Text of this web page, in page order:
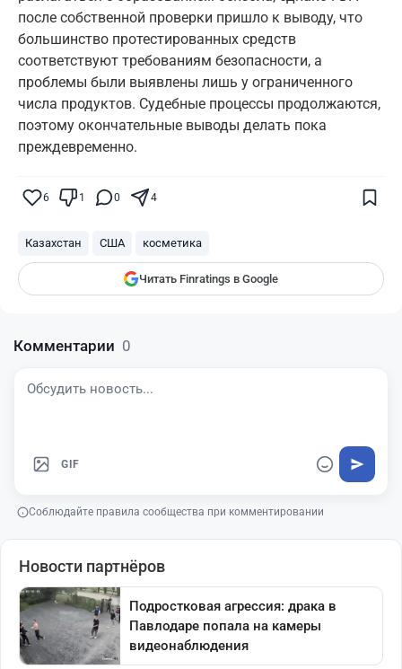
после собственной проверки пришло к выводу, что
большинство протестированных средств
соответствуют требованиям безопасности, а
проблемы были выявлены лишь у ограниченного
числа продуктов. Судебные процессы продолжаются,
поэтому окончательные выводы делать пока
преждевременно.
6 1 0 4
Казахстан США косметика
Читать Finratings в Google
показываться вам
Комментарии 0
GIF
Соблюдайте правила сообщества при комментировании